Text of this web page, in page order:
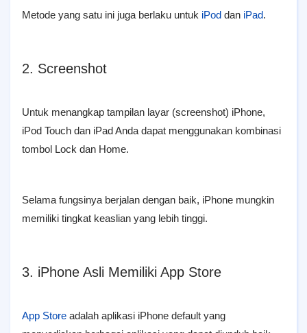
Metode yang satu ini juga berlaku untuk iPod dan iPad.
2. Screenshot
Untuk menangkap tampilan layar (screenshot) iPhone,
iPod Touch dan iPad Anda dapat menggunakan kombinasi
tombol Lock dan Home.
Selama fungsinya berjalan dengan baik, iPhone mungkin
memiliki tingkat keaslian yang lebih tinggi.
3. iPhone Asli Memiliki App Store
App Store adalah aplikasi iPhone default yang